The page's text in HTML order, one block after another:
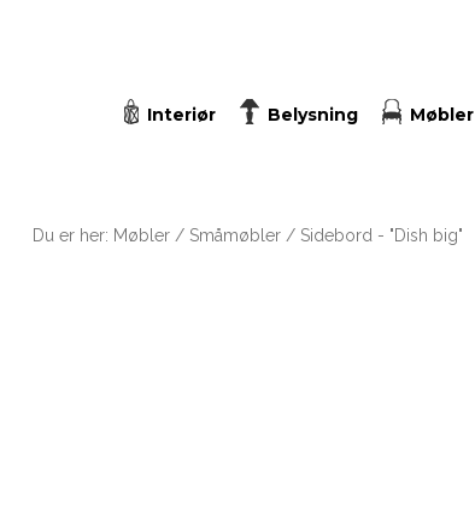
Interiør Belysning Møbler
Du er her: Møbler/ Småmøbler/ Sidebord - "Dish big"